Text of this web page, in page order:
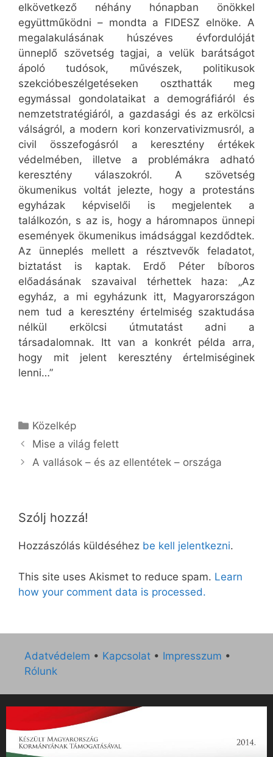
elkövetkező néhány hónapban önökkel
együttműködni – mondta a FIDESZ elnöke. A
megalakulásának húszéves évfordulóját
ünneplő szövetség tagjai, a velük barátságot
ápoló tudósok, művészek, politikusok
szekcióbeszélgetéseken oszthatták meg
egymással gondolataikat a demográfiáról és
nemzetstratégiáról, a gazdasági és az erkölcsi
válságról, a modern kori konzervativizmusról, a
civil összefogásról a keresztény értékek
védelmében, illetve a problémákra adható
keresztény válaszokról. A szövetség
ökumenikus voltát jelezte, hogy a protestáns
egyházak képviselői is megjelentek a
találkozón, s az is, hogy a háromnapos ünnepi
események ökumenikus imádsággal kezdődtek.
Az ünneplés mellett a résztvevők feladatot,
biztatást is kaptak. Erdő Péter bíboros
előadásának szavaival térhettek haza: „Az
egyház, a mi egyházunk itt, Magyarországon
nem tud a keresztény értelmiség szaktudása
nélkül erkölcsi útmutatást adni a
társadalomnak. Itt van a konkrét példa arra,
hogy mit jelent keresztény értelmiséginek
lenni…”
Kategória
Közelkép
Mise a világ felett
A vallások – és az ellentétek – országa
Szólj hozzá!
Hozzászólás küldéséhez be kell jelentkezni.
This site uses Akismet to reduce spam. Learn
how your comment data is processed.
Adatvédelem • Kapcsolat • Impresszum •
Rólunk